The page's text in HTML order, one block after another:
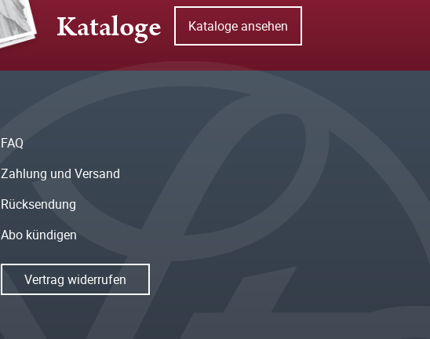
Kataloge Kataloge ansehen
FAQ
Zahlung und Versand
Rücksendung
Abo kündigen
Vertrag widerrufen